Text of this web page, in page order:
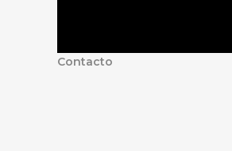
Contacto